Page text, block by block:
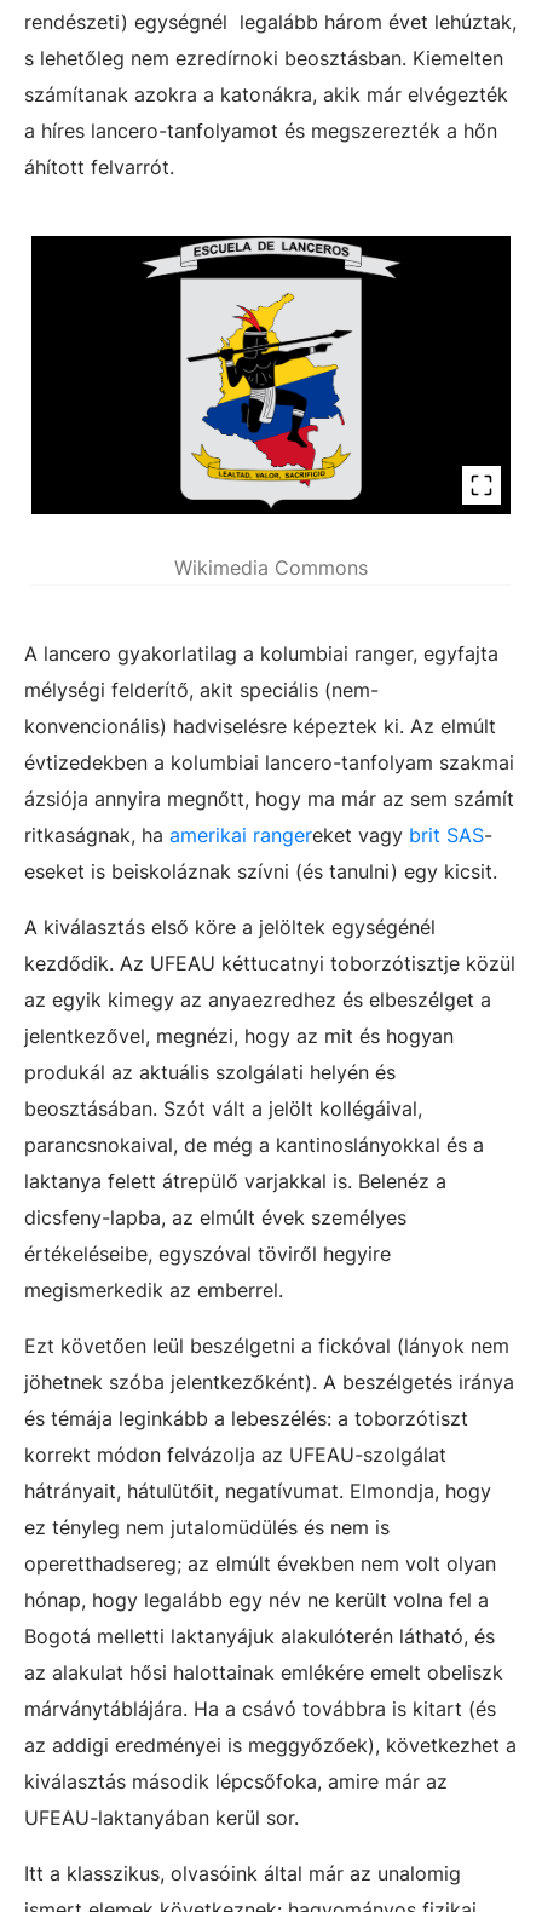
rendészeti) egységnél legalább három évet lehúztak,
s lehetőleg nem ezredírnoki beosztásban. Kiemelten
számítanak azokra a katonákra, akik már elvégezték
a híres lancero-tanfolyamot és megszerezték a hőn
áhított felvarrót.
Wikimedia Commons
A lancero gyakorlatilag a kolumbiai ranger, egyfajta
mélységi felderítő, akit speciális (nem-
konvencionális) hadviselésre képeztek ki. Az elmúlt
évtizedekben a kolumbiai lancero-tanfolyam szakmai
ázsiója annyira megnőtt, hogy ma már az sem számít
ritkaságnak, ha amerikai rangereket vagy brit SAS-
eseket is beiskoláznak szívni (és tanulni) egy kicsit.
A kiválasztás első köre a jelöltek egységénél
kezdődik. Az UFEAU kéttucatnyi toborzótisztje közül
az egyik kimegy az anyaezredhez és elbeszélget a
jelentkezővel, megnézi, hogy az mit és hogyan
produkál az aktuális szolgálati helyén és
beosztásában. Szót vált a jelölt kollégáival,
parancsnokaival, de még a kantinoslányokkal és a
laktanya felett átrepülő varjakkal is. Belenéz a
dicsfeny-lapba, az elmúlt évek személyes
értékeléseibe, egyszóval töviről hegyire
megismerkedik az emberrel.
Ezt követően leül beszélgetni a fickóval (lányok nem
jöhetnek szóba jelentkezőként). A beszélgetés iránya
és témája leginkább a lebeszélés: a toborzótiszt
korrekt módon felvázolja az UFEAU-szolgálat
hátrányait, hátulütőit, negatívumat. Elmondja, hogy
ez tényleg nem jutalomüdülés és nem is
operetthadsereg; az elmúlt években nem volt olyan
hónap, hogy legalább egy név ne került volna fel a
Bogotá melletti laktanyájuk alakulóterén látható, és
az alakulat hősi halottainak emlékére emelt obeliszk
márványtáblájára. Ha a csávó továbbra is kitart (és
az addigi eredményei is meggyőzőek), következhet a
kiválasztás második lépcsőfoka, amire már az
UFEAU-laktanyában kerül sor.
Itt a klasszikus, olvasóink által már az unalomig